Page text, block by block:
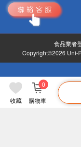
收藏 購物車
0
食品業者
Copyright©2026 Uni-